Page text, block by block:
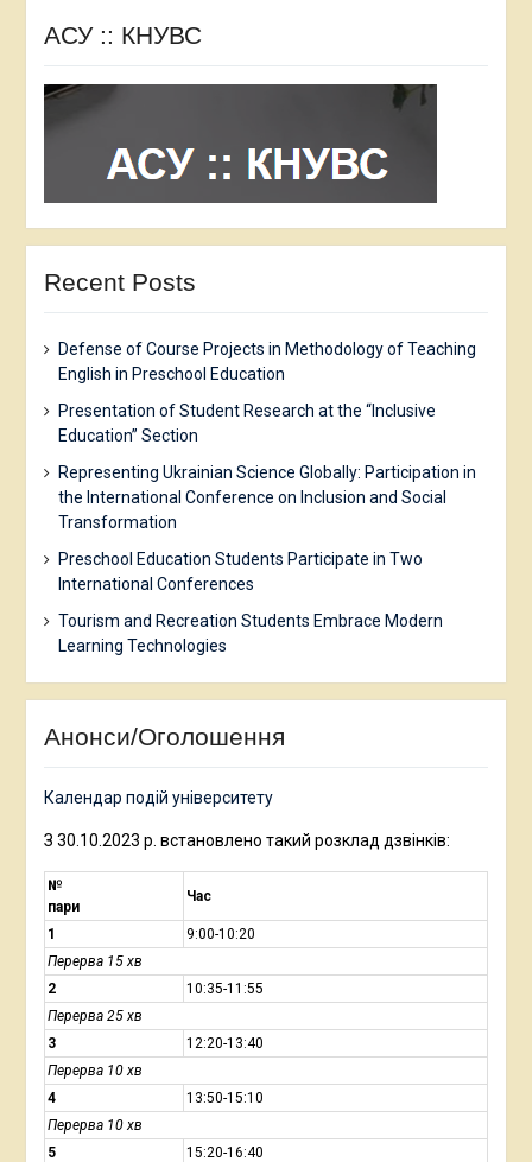
АСУ :: КНУВС
Recent Posts
Defense of Course Projects in Methodology of Teaching
English in Preschool Education
Presentation of Student Research at the “Inclusive
Education” Section
Representing Ukrainian Science Globally: Participation in
the International Conference on Inclusion and Social
Transformation
Preschool Education Students Participate in Two
International Conferences
Tourism and Recreation Students Embrace Modern
Learning Technologies
Анонси/Оголошення
Календар подій університету
З 30.10.2023 р. встановлено такий розклад дзвінків:
№
пари
Час
1
9:00-10:20
Перерва 15 хв
2
10:35-11:55
Перерва 25 хв
3
12:20-13:40
Перерва 10 хв
4
13:50-15:10
Перерва 10 хв
5
15:20-16:40